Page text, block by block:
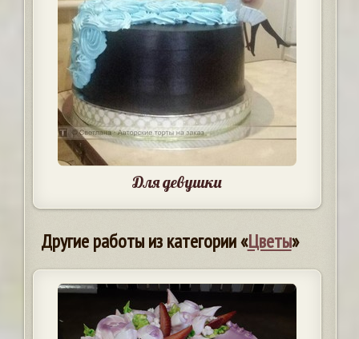
Для девушки
Другие работы из категории «Цветы»